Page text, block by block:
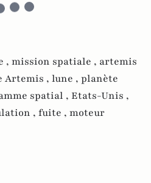
, mission spatiale , artemis
Artemis , lune , planète
spatial , Etats-Unis ,
, fuite , moteur